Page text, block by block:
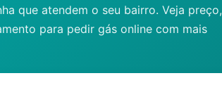
que atendem o seu bairro. Veja preço,
para pedir gás online com mais